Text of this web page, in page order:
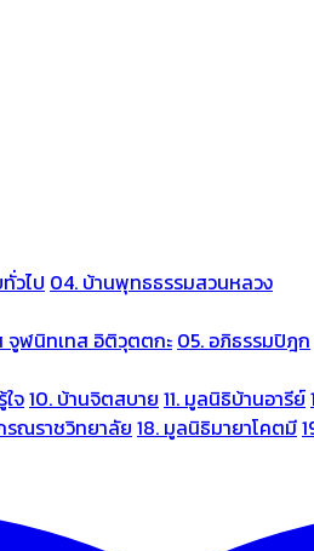
วไป 04. บ้านพุทธธรรมสวนหลวง
จูฬนิทเทส อิติวุตตกะ 05. อภิธรรมปิฎก
จ10. บ้านจิตสบาย 11. มูลนิธิบ้านอารีย์
รณราชวิทยาลัย 18. มูลนิธิมายาโคตมี